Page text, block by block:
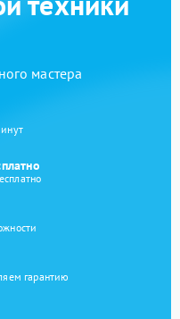
мастера
гарантию